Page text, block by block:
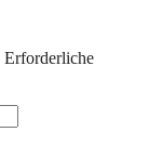
Erforderliche